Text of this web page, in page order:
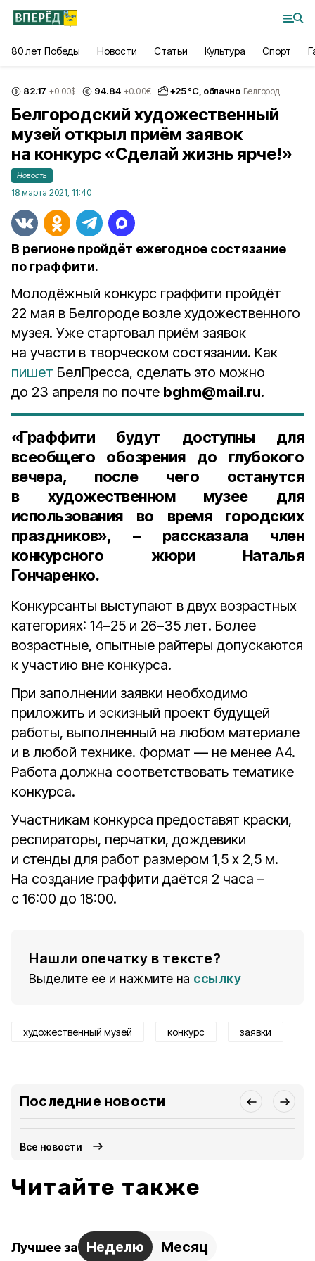
80 лет Победы Новости Статьи Культура Спорт
82.17 +0.00$ 94.84 +0.00€ +25°С, облачно Белгород
Белгородский художественный
музей открыл приём заявок
на конкурс «Сделай жизнь ярче!»
Новость
18 марта 2021, 11:40
В регионе пройдёт ежегодное состязание
по граффити.
Молодёжный конкурс граффити пройдёт
22 мая в Белгороде возле художественного
музея. Уже стартовал приём заявок
на участи в творческом состязании. Как
пишет БелПресса, сделать это можно
до 23 апреля по почте bghm@mail.ru.
«Граффити будут доступны для
всеобщего обозрения до глубокого
вечера, после чего останутся
в художественном музее для
использования во время городских
праздников», – рассказала член
конкурсного жюри Наталья
Гончаренко.
Конкурсанты выступают в двух возрастных
категориях: 14–25 и 26–35 лет. Более
возрастные, опытные райтеры допускаются
к участию вне конкурса.
При заполнении заявки необходимо
приложить и эскизный проект будущей
работы, выполненный на любом материале
и в любой технике. Формат — не менее А4.
Работа должна соответствовать тематике
конкурса.
Участникам конкурса предоставят краски,
респираторы, перчатки, дождевики
и стенды для работ размером 1,5 х 2,5 м.
На создание граффити даётся 2 часа –
с 16:00 до 18:00.
Нашли опечатку в тексте?
Выделите ее и нажмите на ссылку
художественный музей конкурс заявки
Последние новости
Все новости
Читайте также
Лучшее за Неделю Месяц